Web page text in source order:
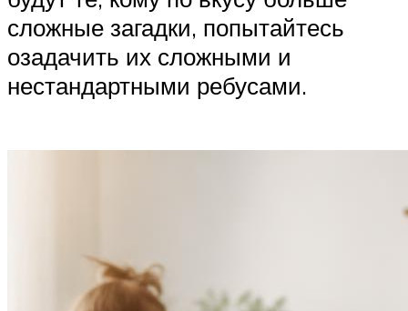
сложные загадки, попытайтесь
озадачить их сложными и
нестандартными ребусами.